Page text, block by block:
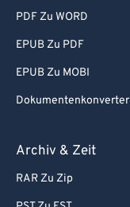
PDF Zu WORD
EPUB Zu PDF
EPUB Zu MOBI
Dokumentenkonverter
Archiv & Zeit
RAR Zu Zip